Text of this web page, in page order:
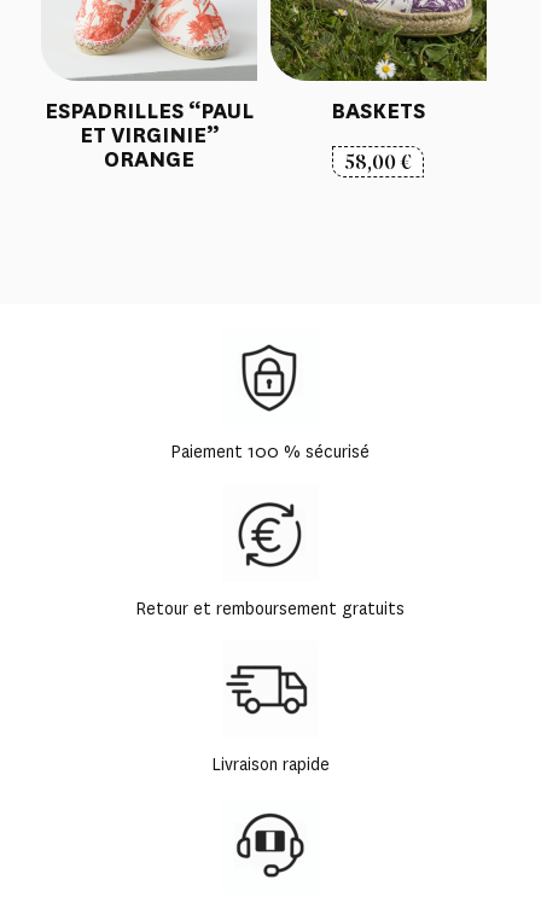
ESPADRILLES “PAUL
ET VIRGINIE”
ORANGE
BASKETS
58,00€
Paiement 100 % sécurisé
Retour et remboursement gratuits
Livraison rapide